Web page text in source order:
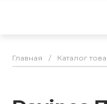
Главная / Каталог